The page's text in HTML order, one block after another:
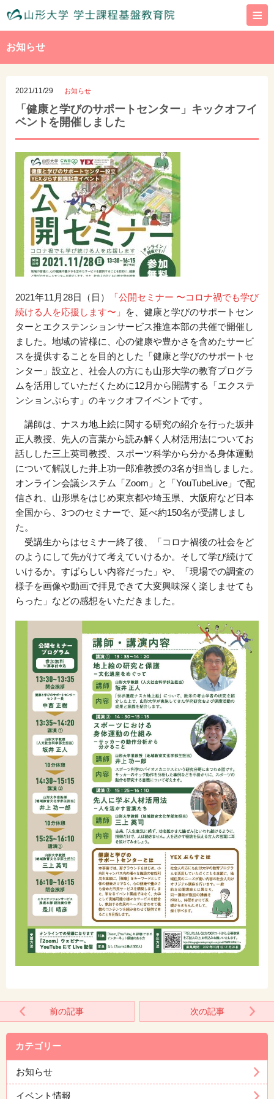
≡
お知らせ
2021/11/29 お知らせ
「健康と学びのサポートセンター」キックオフイ
ベントを開催しました
2021年11月28日（日）
「公開セミナー 〜コロナ禍でも学び
続ける人を応援します〜」
を、健康と学びのサポートセン
ターとエクステンションサービス推進本部の共催で開催し
ました。地域の皆様に、心の健康や豊かさを含めたサービ
スを提供することを目的とした「健康と学びのサポートセ
ンター」設立と、社会人の方にも山形大学の教育プログラ
ムを活用していただくために12月から開講する「エクステ
ンションぷらす」のキックオフイベントです。
講師は、ナスカ地上絵に関する研究の紹介を行った坂井
正人教授、先人の言葉から読み解く人材活用法についてお
話しした三上英司教授、スポーツ科学から分かる身体運動
について解説した井上功一郎准教授の3名が担当しました。
オンライン会議システム「Zoom」と「YouTubeLive」で配
信され、山形県をはじめ東京都や埼玉県、大阪府など日本
全国から、3つのセミナーで、延べ約150名が受講しまし
た。
受講生からはセミナー終了後、「コロナ禍後の社会をど
のようにして先がけて考えていけるか。そして学び続けて
いけるか。すばらしい内容だった」や、「現場での調査の
様子を画像や動画で拝見できて大変興味深く楽しませても
らった」などの感想をいただきました。
前の記事 次の記事
カテゴリー
お知らせ
イベント情報